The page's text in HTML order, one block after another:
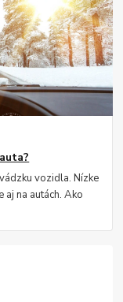
vozidla. Nízke
na autách. Ako